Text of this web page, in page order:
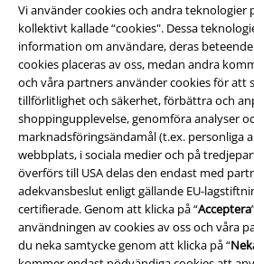
Vi använder cookies och andra teknologier
kollektivt kallade “cookies". Dessa
information om användare, deras
cookies placeras av oss, medan andra
och våra partners använder cookies för att
tillförlitlighet och säkerhet, förbättra och
shoppingupplevelse, genomföra analyser
marknadsföringsändamål (t.ex. personliga
webbplats, i sociala medier och på
överförs till USA delas den endast med
adekvansbeslut enligt gällande EU-
certifierade. Genom att klicka på “Acceptera
användningen av cookies av oss och våra
du neka samtycke genom att klicka på “
Juridisk information/Villkor
Villkor
Om oss
Ladda ner villkoren